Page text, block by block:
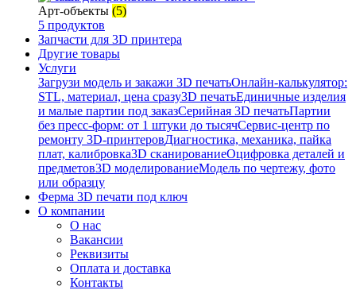
Арт-объекты (5)
5 продуктов
Запчасти для 3D принтера
Другие товары
Услуги
Загрузи модель и закажи 3D печатьОнлайн-калькулятор:
STL, материал, цена сразу3D печатьЕдиничные изделия
и малые партии под заказСерийная 3D печатьПартии
без пресс-форм: от 1 штуки до тысячСервис-центр по
ремонту 3D-принтеровДиагностика, механика, пайка
плат, калибровка3D сканированиеОцифровка деталей и
предметов3D моделированиеМодель по чертежу, фото
или образцу
Ферма 3D печати под ключ
О компании
О нас
Вакансии
Реквизиты
Оплата и доставка
Контакты